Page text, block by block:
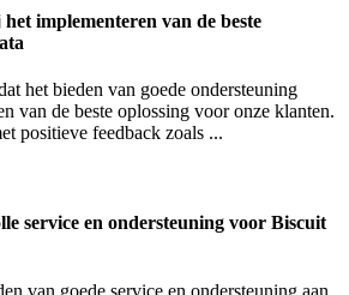
implementeren van de beste
het bieden van goede ondersteuning
van de beste oplossing voor onze klanten.
positieve feedback zoals ...
service en ondersteuning voor Biscuit